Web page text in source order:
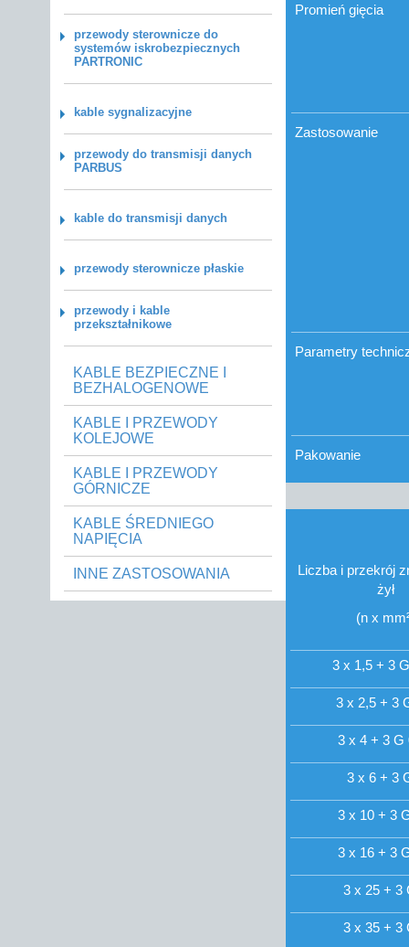
przewody sterownicze do
systemów iskrobezpiecznych
PARTRONIC
kable sygnalizacyjne
przewody do transmisji danych
PARBUS
kable do transmisji danych
przewody sterownicze płaskie
przewody i kable
przekształnikowe
KABLE BEZPIECZNE I
BEZHALOGENOWE
KABLE I PRZEWODY
KOLEJOWE
KABLE I PRZEWODY
GÓRNICZE
KABLE ŚREDNIEGO
NAPIĘCIA
INNE ZASTOSOWANIA
Promień gięcia
Zastosowanie
Parametry
Pakowanie
Liczba i przekrój
żył
(n x
3 x 1,5 + 3
3 x 2,5 + 3
3 x 4 + 3 G
3 x 6 + 3
3 x 10 + 3
3 x 16 + 3
3 x 25 + 3
3 x 35 + 3